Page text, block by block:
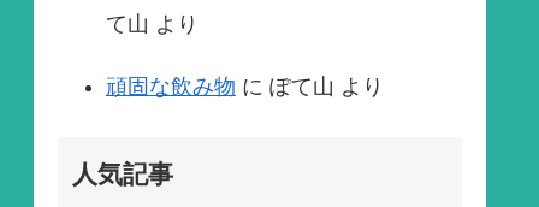
て山 より
頑固な飲み物 に ぽて山 より
人気記事